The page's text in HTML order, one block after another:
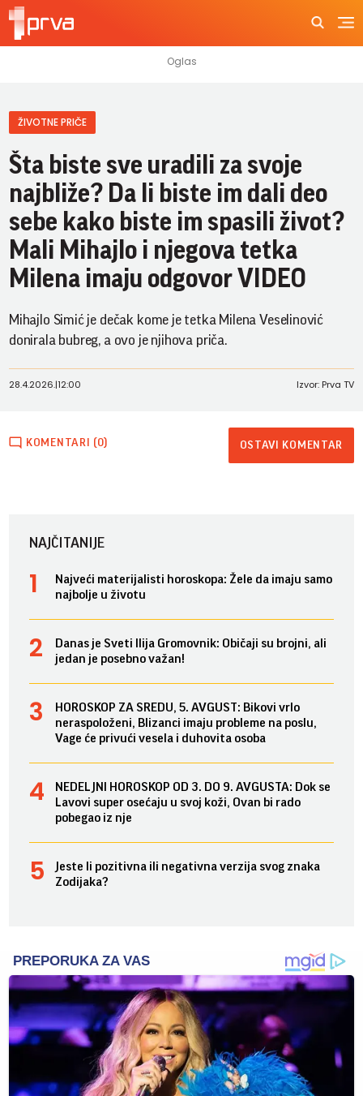
ŽIVOTNE PRIČE
Šta biste sve uradili za svoje
najbliže? Da li biste im dali deo
sebe kako biste im spasili život?
Mali Mihajlo i njegova tetka
Milena imaju odgovor VIDEO
Mihajlo Simić je dečak kome je tetka Milena Veselinović
donirala bubreg, a ovo je njihova priča.
28.4.2026.|12:00 Izvor: Prva TV
KOMENTARI (0) OSTAVI KOMENTAR
NAJČITANIJE
Najveći materijalisti horoskopa: Žele da imaju samo
najbolje u životu
Danas je Sveti Ilija Gromovnik: Običaji su brojni, ali
jedan je posebno važan!
HOROSKOP ZA SREDU, 5. AVGUST: Bikovi vrlo
neraspoloženi, Blizanci imaju probleme na poslu,
Vage će privući vesela i duhovita osoba
NEDELJNI HOROSKOP OD 3. DO 9. AVGUSTA: Dok se
Lavovi super osećaju u svoj koži, Ovan bi rado
pobegao iz nje
Jeste li pozitivna ili negativna verzija svog znaka
Zodijaka?